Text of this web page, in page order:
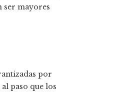
ser mayores
por
paso que los